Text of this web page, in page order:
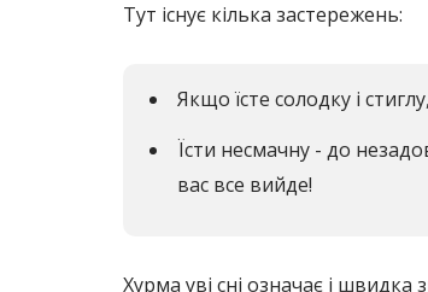
Тут існує кілька застережень:
Якщо їсте солодку і
Їсти несмачну - до
вас все вийде!
Хурма уві сні означає і